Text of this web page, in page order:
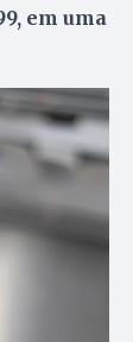
em uma